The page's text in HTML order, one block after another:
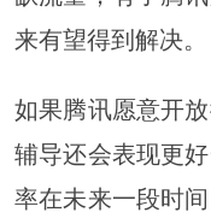
来有望得到解决。
如果腾讯愿意开
辅导还会表现更
率在未来一段时